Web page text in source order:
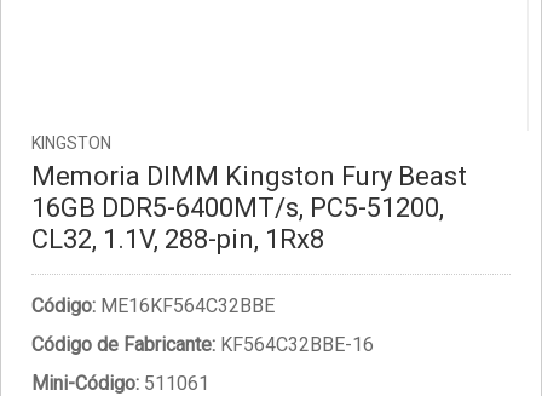
KINGSTON
Memoria DIMM Kingston Fury Beast
16GB DDR5-6400MT/s, PC5-51200,
CL32, 1.1V, 288-pin, 1Rx8
Código: ME16KF564C32BBE
Código de Fabricante: KF564C32BBE-16
Mini-Código: 511061